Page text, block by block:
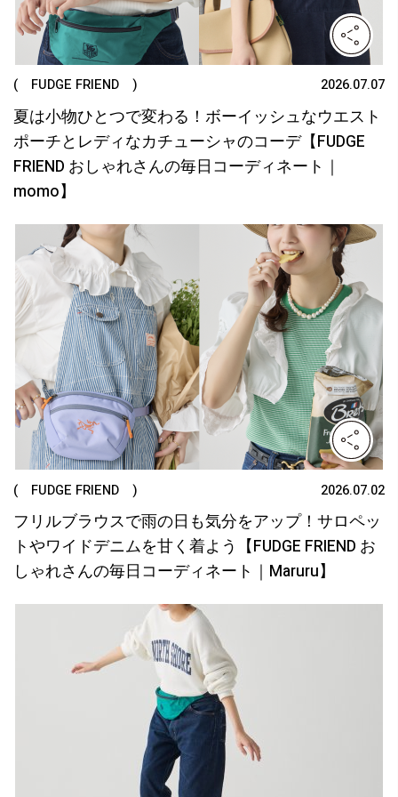
( FUDGE FRIEND ) 2026.07.07
夏は小物ひとつで変わる！ボーイッシュなウエスト
ポーチとレディなカチューシャのコーデ【FUDGE
FRIEND おしゃれさんの毎日コーディネート｜
momo】
( FUDGE FRIEND ) 2026.07.02
フリルブラウスで雨の日も気分をアップ！サロペッ
トやワイドデニムを甘く着よう【FUDGE FRIEND お
しゃれさんの毎日コーディネート｜Maruru】